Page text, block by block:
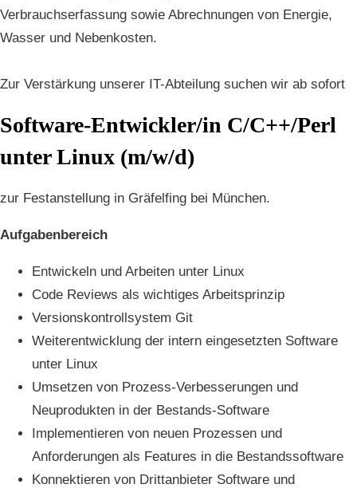
Verbrauchserfassung sowie Abrechnungen von Energie,
Wasser und Nebenkosten.
Zur Verstärkung unserer IT-Abteilung suchen wir ab sofort
Software-Entwickler/in C/C++/Perl
unter Linux (m/w/d)
zur Festanstellung in Gräfelfing bei München.
Aufgabenbereich
Entwickeln und Arbeiten unter Linux
Code Reviews als wichtiges Arbeitsprinzip
Versionskontrollsystem Git
Weiterentwicklung der intern eingesetzten Software
unter Linux
Umsetzen von Prozess-Verbesserungen und
Neuprodukten in der Bestands-Software
Implementieren von neuen Prozessen und
Anforderungen als Features in die Bestandssoftware
Konnektieren von Drittanbieter Software und